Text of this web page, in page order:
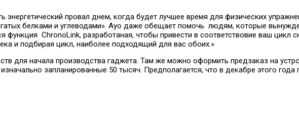
энергетический провал днем, когда будет лучшее время для физических
белками и углеводами». Ayo даже обещает помочь людям, которые
ChronoLink, разработаная, чтобы привести в соответствовие ваш цикл
и подбирая цикл, наиболее подходящий для вас обоих.»
для начала производства гаджета. Там же можно оформить предзаказ на
запланированные 50 тысяч. Предполагается, что в декабре этого года